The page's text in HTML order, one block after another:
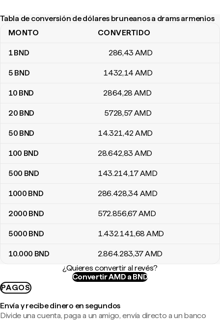
Tabla de conversión de dólares bruneanos a drams armenios
Tabla de conversión de dólares bruneanos a drams armenios
MONTO CONVERTIDO
1BND 286,43 AMD
5 BND 1432,14 AMD
10 BND 2864,28 AMD
20 BND 5728,57AMD
50 BND 14.321,42AMD
100 BND 28.642,83 AMD
500 BND 143.214,17AMD
1000 BND 286.428,34 AMD
2000 BND 572.856,67AMD
5000 BND 1.432.141,68 AMD
10.000 BND 2.864.283,37AMD
¿Quieres convertir al revés?
Convertir AMD a BND
PAGOS
Envía y recibe dinero en segundos
Divide una cuenta, paga a un amigo, envía directo a un banco